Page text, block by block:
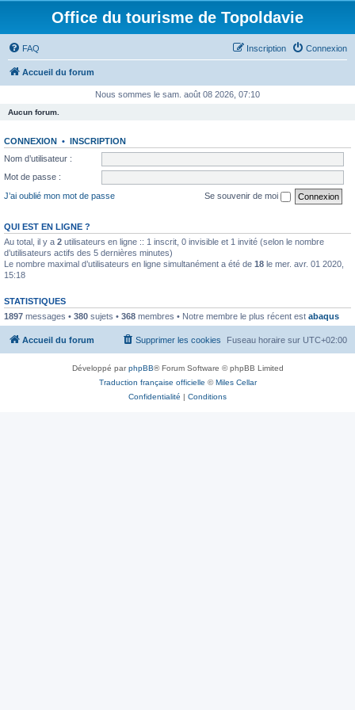
Office du tourisme de Topoldavie
FAQ Connexion
Inscription
Accueil du forum
Nous sommes le sam. août 08 2026, 07:10
Aucun forum.
CONNEXION • INSCRIPTION
Nom d’utilisateur :
Mot de passe :
J’ai oublié mon mot de passe
Se souvenir de moi
QUI EST EN LIGNE ?
Au total, il y a 2 utilisateurs en ligne :: 1 inscrit, 0 invisible et 1 invité (selon le nombre
d’utilisateurs actifs des 5 dernières minutes)
Le nombre maximal d’utilisateurs en ligne simultanément a été de 18 le mer. avr. 01 2020,
15:18
STATISTIQUES
1897 messages • 380 sujets • 368 membres • Notre membre le plus récent est abaqus
Accueil du forum Fuseau horaire sur UTC+02:00
Supprimer les cookies
Développé parphpBB® Forum Software © phpBB Limited
Traduction française officielle ©Miles Cellar
Confidentialité | Conditions